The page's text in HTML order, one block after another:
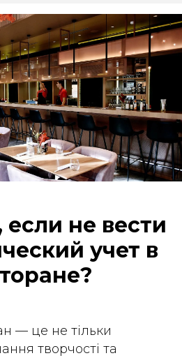
если не вести
учет в
— це не тільки
творчості та